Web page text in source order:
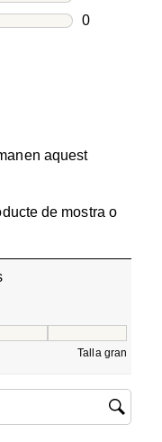
0
0
aquest
de mostra o
Talla gran